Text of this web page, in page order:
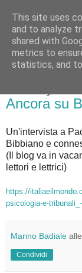
Ancora su
Un'intervista a
Bibbiano e
(Il blog va in
lettori e lettrici)
https://
psicologia-e-
Marino Badiale alle
Condividi
This site uses
and to analyze
shared with
metrics to
statistics, and